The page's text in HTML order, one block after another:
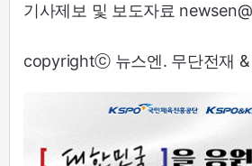
기사제보 및 보도자료
copyrightⓒ 뉴스엔. 무단전재 &